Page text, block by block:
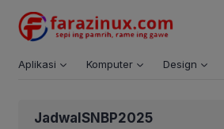
Aplikasi Komputer Design
JadwalSNBP2025